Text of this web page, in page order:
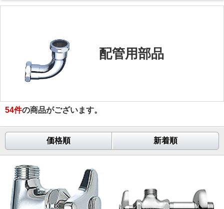
配管用部品
54件の商品がございます。
価格順 新着順